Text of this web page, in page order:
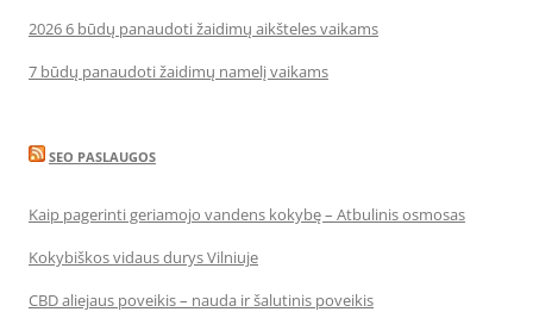
2026 6 būdų panaudoti žaidimų aikšteles vaikams
7 būdų panaudoti žaidimų namelį vaikams
SEO PASLAUGOS
Kaip pagerinti geriamojo vandens kokybę – Atbulinis osmosas
Kokybiškos vidaus durys Vilniuje
CBD aliejaus poveikis – nauda ir šalutinis poveikis